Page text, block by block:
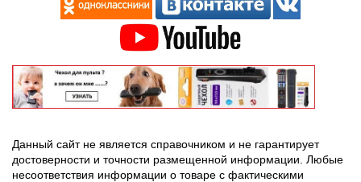
Данный сайт не является справочником и не гарантирует
достоверности и точности размещенной информации. Любые
несоответствия информации о товаре с фактическими